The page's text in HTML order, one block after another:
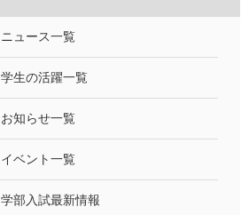
ニュース一覧
学生の活躍一覧
お知らせ一覧
イベント一覧
学部入試最新情報